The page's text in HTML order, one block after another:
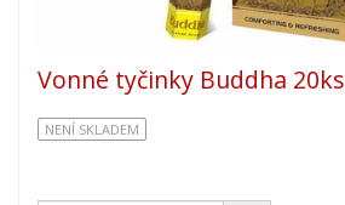
Vonné tyčinky Buddha 20ks
NENÍ SKLADEM